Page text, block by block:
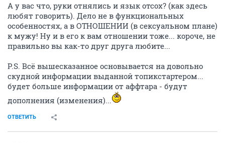
А у вас что, руки отнялись и язык отсох? (как здесь
любят говорить). Дело не в функциональных
особенностях, а в ОТНОШЕНИИ (в сексуальном плане)
к мужу! Ну и в его к вам отношении тоже... короче, не
правильно вы как-то друг друга любите...
P.S. Всё вышесказанное основывается на довольно
скудной информации выданной топикстартером...
будет больше информации от аффтара - будут
дополнения (изменения)...
ОТВЕТИТЬ